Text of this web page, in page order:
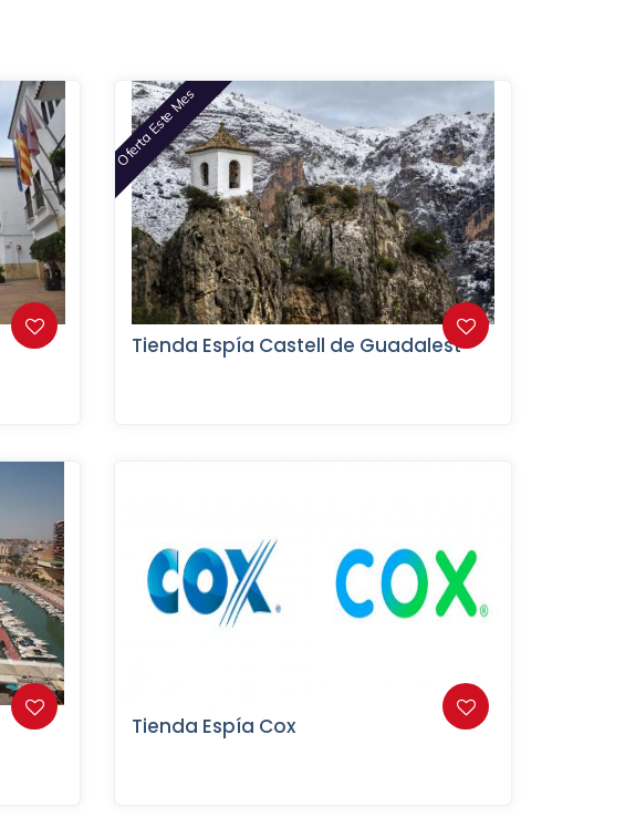
Oferta Este Mes
Tienda Espía Castell de Guadalest
Tienda Espía Cox